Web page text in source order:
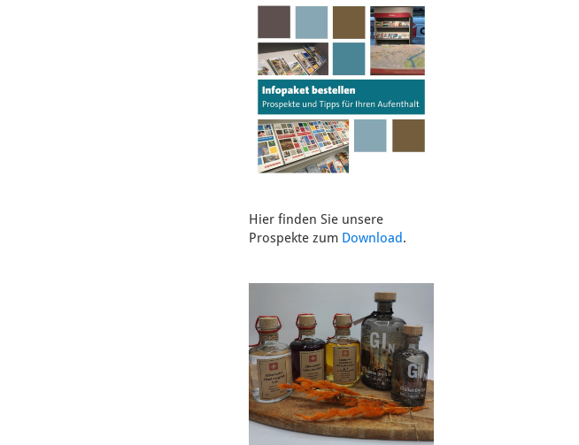
Hier finden Sie unsere
Prospekte zum Download.